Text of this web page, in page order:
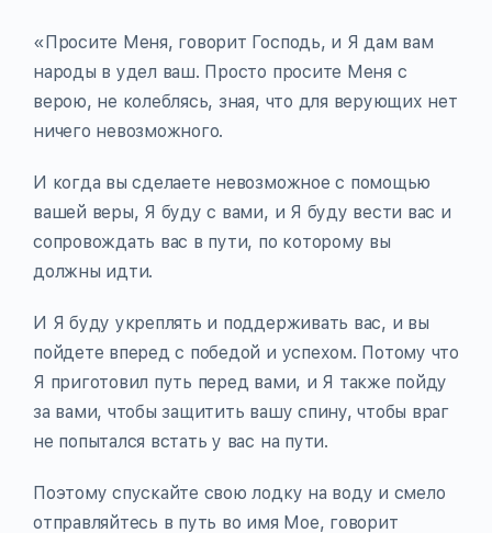
«Просите Меня, говорит Господь, и Я дам вам
народы в удел ваш. Просто просите Меня с
верою, не колеблясь, зная, что для верующих нет
ничего невозможного.
И когда вы сделаете невозможное с помощью
вашей веры, Я буду с вами, и Я буду вести вас и
сопровождать вас в пути, по которому вы
должны идти.
И Я буду укреплять и поддерживать вас, и вы
пойдете вперед с победой и успехом. Потому что
Я приготовил путь перед вами, и Я также пойду
за вами, чтобы защитить вашу спину, чтобы враг
не попытался встать у вас на пути.
Поэтому спускайте свою лодку на воду и смело
отправляйтесь в путь во имя Мое, говорит